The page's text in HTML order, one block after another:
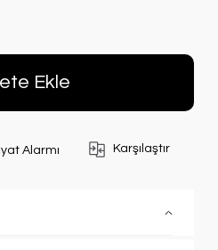
Ekle
Alarmı Karşılaştır